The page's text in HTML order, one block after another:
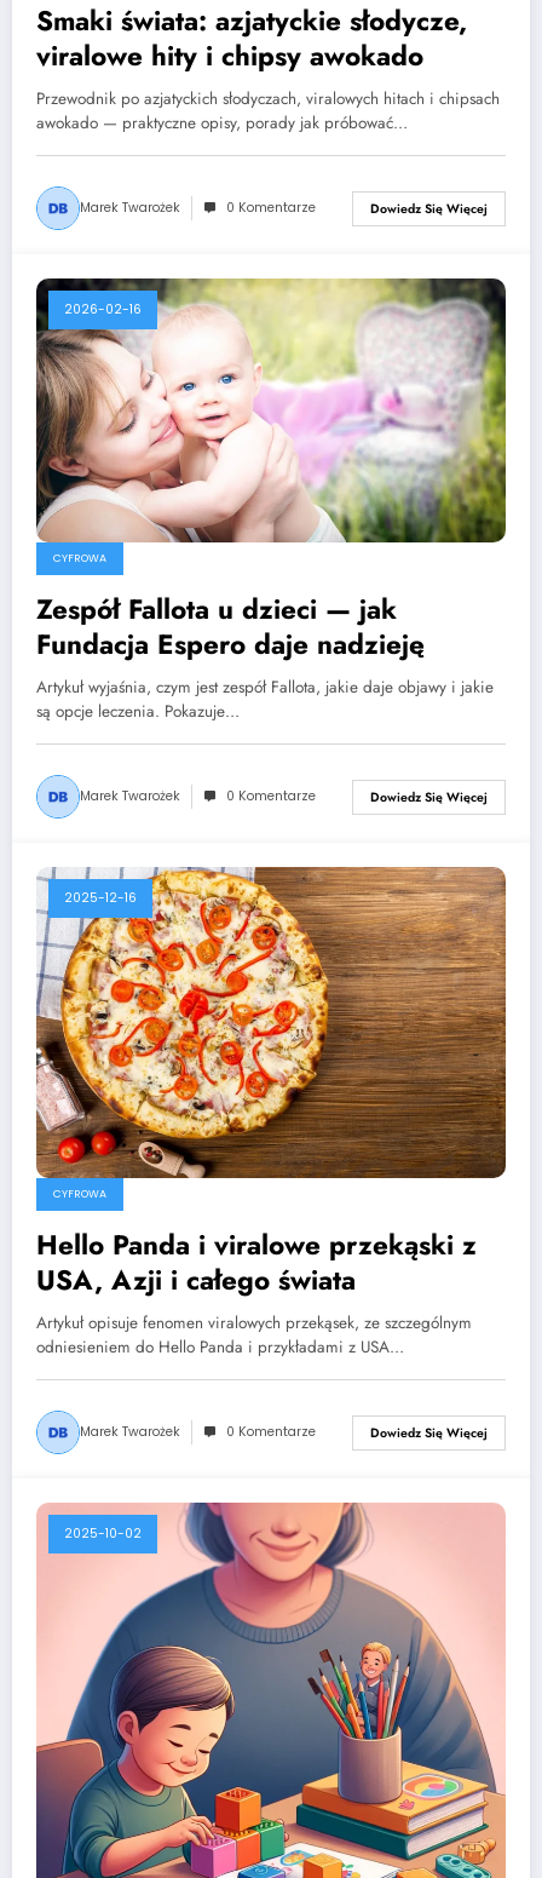
Smaki świata: azjatyckie słodycze,
viralowe hity i chipsy awokado
Przewodnik po azjatyckich słodyczach, viralowych hitach i chipsach
awokado — praktyczne opisy, porady jak próbować…
Marek Twarożek 0 Komentarze Dowiedz Się Więcej
2026-02-16
CYFROWA
Zespół Fallota u dzieci — jak
Fundacja Espero daje nadzieję
Artykuł wyjaśnia, czym jest zespół Fallota, jakie daje objawy i jakie
są opcje leczenia. Pokazuje…
Marek Twarożek 0 Komentarze Dowiedz Się Więcej
2025-12-16
CYFROWA
Hello Panda i viralowe przekąski z
USA, Azji i całego świata
Artykuł opisuje fenomen viralowych przekąsek, ze szczególnym
odniesieniem do Hello Panda i przykładami z USA…
Marek Twarożek 0 Komentarze Dowiedz Się Więcej
2025-10-02